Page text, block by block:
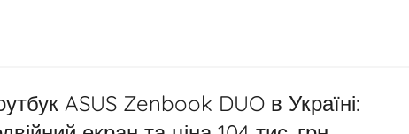
ASUS Zenbook DUO в Україні: